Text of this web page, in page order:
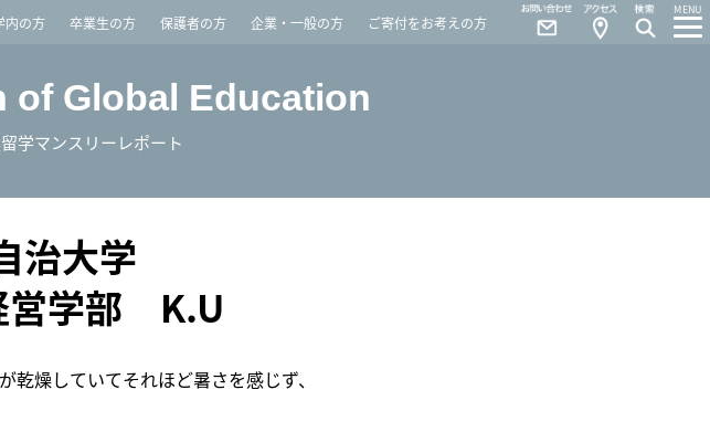
内の方 卒業生の方 保護者の方 企業・一般の方 ご寄付をお考えの方
MENU
Access
Contact
of Global Education
学マンスリーレポート
治大学
学部 K.U
燥していてそれほど暑さを感じず、